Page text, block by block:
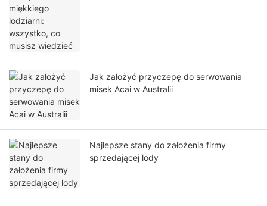
Jak założyć przyczepę do serwowania
misek Acai w Australii
Najlepsze stany do założenia firmy
sprzedającej lody